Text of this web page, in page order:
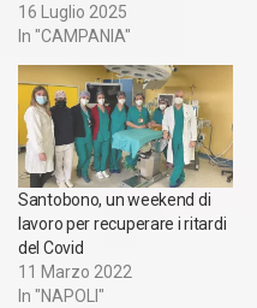
16 Luglio 2025
In "CAMPANIA"
Santobono, un weekend di
lavoro per recuperare i ritardi
del Covid
11 Marzo 2022
In "NAPOLI"